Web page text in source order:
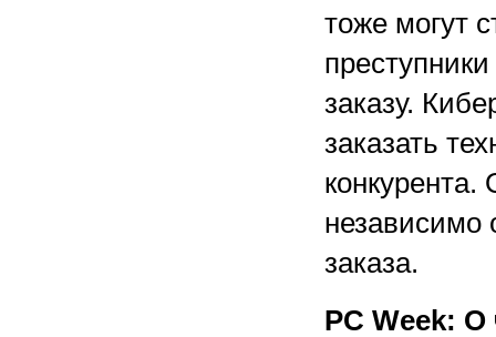
тоже могут
заказу.
заказать
конкурента.
независимо
заказа.
PC Week: